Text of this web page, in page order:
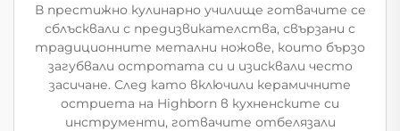
В престижно кулинарно училище готвачите се
сблъсквали с предизвикателства, свързани с
традиционните метални ножове, които бързо
загубвали остротата си и изисквали често
засичане. След като включили керамичните
остриета на Highborn в кухненските си
инструменти, готвачите отбелязали